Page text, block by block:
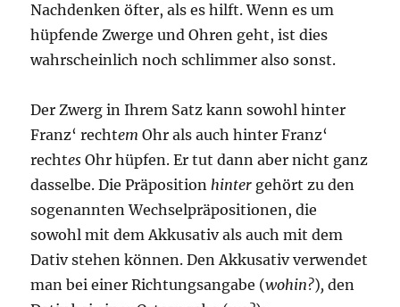
Nachdenken öfter, als es hilft. Wenn es um
hüpfende Zwerge und Ohren geht, ist dies
wahrscheinlich noch schlimmer also sonst.
Der Zwerg in Ihrem Satz kann sowohl hinter
Franz‘ rechtem Ohr als auch hinter Franz‘
rechtes Ohr hüpfen. Er tut dann aber nicht ganz
dasselbe. Die Präpositionhinter gehört zu den
sogenannten Wechselpräpositionen, die
sowohl mit dem Akkusativ als auch mit dem
Dativ stehen können. Den Akkusativ verwendet
man bei einer Richtungsangabe (wohin?), den